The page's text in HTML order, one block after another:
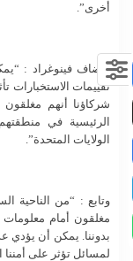
أخرى”.
وأضاف فينوغراد :
تقييمات الاستخبارات
شركاؤنا أنهم
الرئيسية في
الولايات المتحدة”.
وتابع : “من الناحية
مغلقون أمام معلومات
بدوننا. يمكن أن يؤدي
لمسائل تؤثر على أمننا